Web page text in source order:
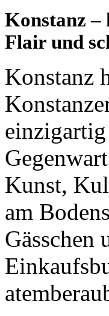
Konstanz –
Flair und
Konstanz
einzigartig
Kunst,
am
Gässchen